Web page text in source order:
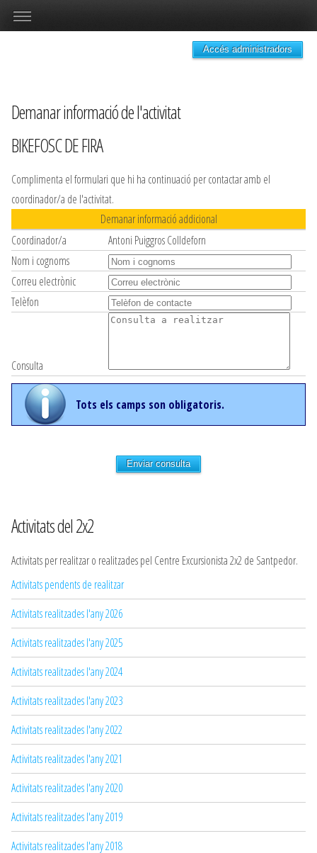
Accés administradors
Demanar informació de l'activitat
BIKEFOSC DE FIRA
Complimenta el formulari que hi ha continuació per contactar amb el
coordinador/a de l'activitat.
Demanar informació addicional
Coordinador/a
Antoni Puiggros Colldeforn
Nom i cognoms
Correu electrònic
Telèfon
Consulta
Tots els camps son obligatoris.
Enviar consulta
Activitats del 2x2
Activitats per realitzar o realitzades pel Centre Excursionista 2x2 de Santpedor.
Activitats pendents de realitzar
Activitats realitzades l'any 2026
Activitats realitzades l'any 2025
Activitats realitzades l'any 2024
Activitats realitzades l'any 2023
Activitats realitzades l'any 2022
Activitats realitzades l'any 2021
Activitats realitzades l'any 2020
Activitats realitzades l'any 2019
Activitats realitzades l'any 2018